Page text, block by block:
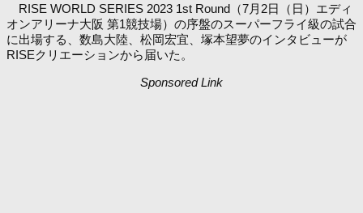
RISE WORLD SERIES 2023 1st Round（7月2日（日）エディ
オンアリーナ大阪 第1競技場）の序盤のスーパーフライ級の試合
に出場する、数島大陸、松岡宏宜、塚本望夢のインタビューが
RISEクリエーションから届いた。
Sponsored Link